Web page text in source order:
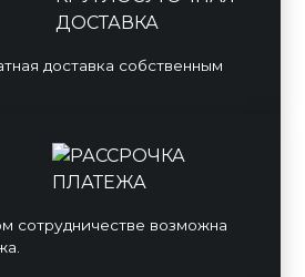
доставка собственным
сотрудничестве возможна